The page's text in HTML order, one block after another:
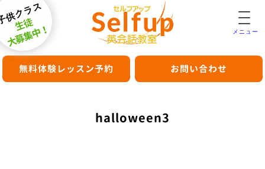
供クラス
生徒
大募集中！ メニュー
無料体験レッスン予約 お問い合わせ
halloween3